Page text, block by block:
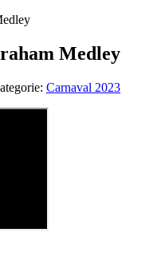
Medley
Carnaval 2023